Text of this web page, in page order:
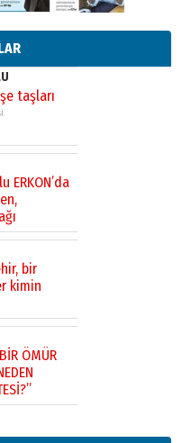
Erzurum’a
taşları
ERKON’da
bir
kimin
ÖMÜR